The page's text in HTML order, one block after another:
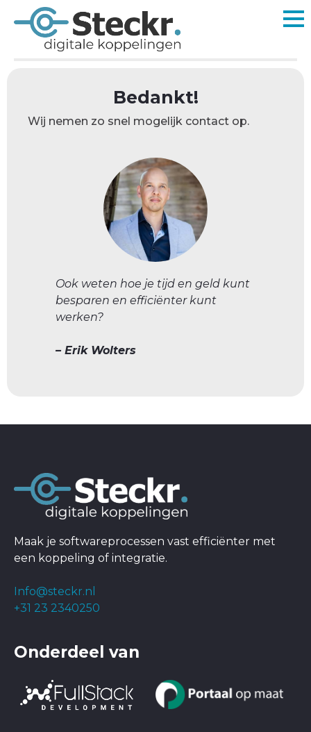
Bedankt!
Wij nemen zo snel mogelijk contact op.
Ook weten hoe je tijd en geld kunt
besparen en efficiënter kunt
werken?
– Erik Wolters
Maak je softwareprocessen vast efficiënter met
een koppeling of integratie.
Info@steckr.nl
+31 23 2340250
Onderdeel van